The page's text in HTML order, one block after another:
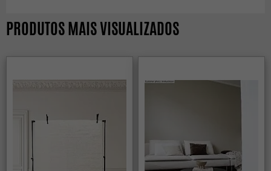
PRODUTOS MAIS VISUALIZADOS